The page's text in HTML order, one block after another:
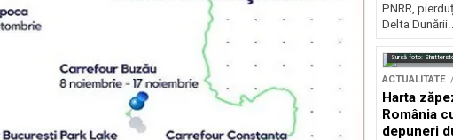
PNRR,
Delta
Sursă foto:
ACTUALITATE
Harta
România
depuneri